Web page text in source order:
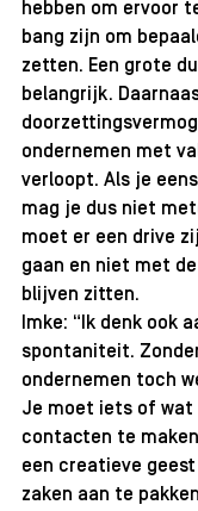
hebben om ervoor
bang zijn om
zetten. Een grote
belangrijk.
ondernemen met
verloopt. Als je
mag je dus niet
moet er een drive
gaan en niet met
blijven zitten.
Imke: “Ik denk ook
spontaniteit.
ondernemen toch
Je moet iets of wat
contacten te
een creatieve
zaken aan te